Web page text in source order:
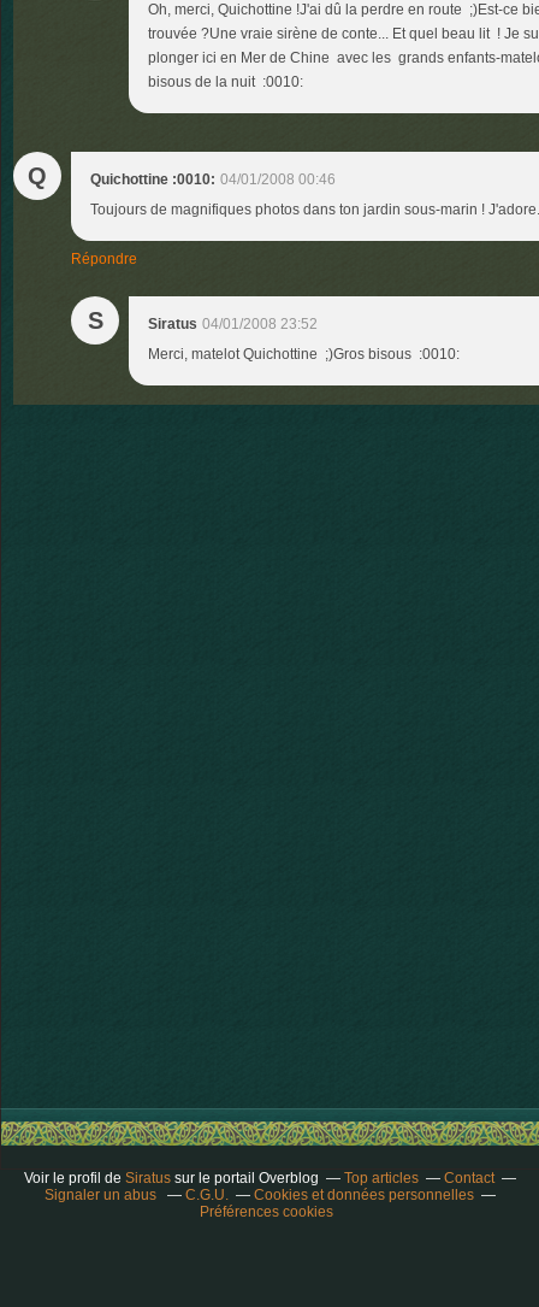
Oh, merci, Quichottine !J'ai dû la perdre en route ;)Est-ce
trouvée ?Une vraie sirène de conte... Et quel beau lit ! Je
plonger ici en Mer de Chine avec les grands enfants-
bisous de la nuit :0010:
Q Quichottine :0010: 04/01/2008 00:46
Toujours de magnifiques photos dans ton jardin sous-marin !
Répondre
S Siratus 04/01/2008 23:52
Merci, matelot Quichottine ;)Gros bisous :0010:
Voir le profil de Siratussur le portail Overblog Top articles
Contact
Signaler un abus
C.G.U.
Cookies et données personnelles
Préférences cookies